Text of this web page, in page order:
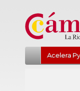
Acelera